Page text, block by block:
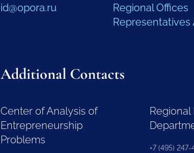
id@opora.ru
Regional Offices
Representatives
Additional Contacts
Center of Analysis of
Entrepreneurship
Problems
+7 (495) 247-